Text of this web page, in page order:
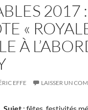
2017
«
À
EFFE LAISSER UN